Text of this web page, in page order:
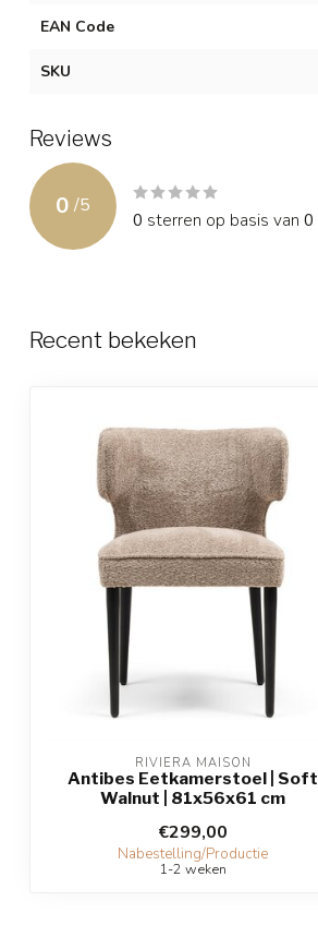
EAN Code
SKU
Reviews
0 /5
0 sterren op basis van 0
Recent bekeken
RIVIÈRA MAISON
Antibes Eetkamerstoel | Soft
Walnut | 81x56x61 cm
€299,00
Nabestelling/Productie
1-2 weken